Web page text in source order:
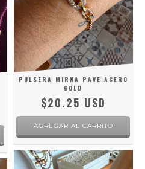
PULSERA MIRNA PAVE ACERO
GOLD
$20.25 USD